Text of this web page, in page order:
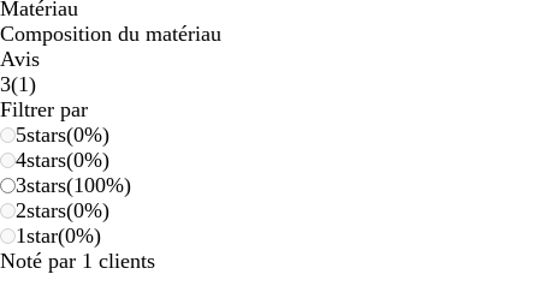
Matériau
Composition du matériau
Avis
3(11
avis
)
Filtrer par
5stars(0%)
4stars(0%)
3stars(100%)
2stars(0%)
1star(0%)
Noté par 1 clients